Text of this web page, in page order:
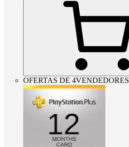
OFERTAS DE 4VENDEDORES